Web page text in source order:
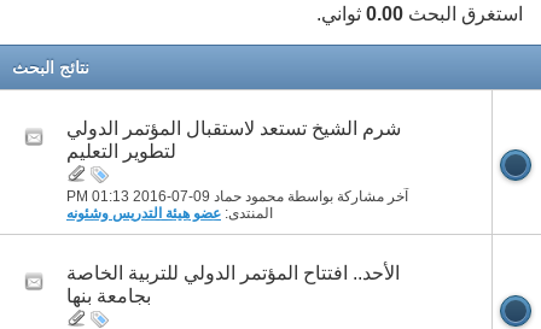
استغرق البحث 0.00 ثواني.
نتائج البحث
شرم الشيخ تستعد لاستقبال المؤتمر الدولي
لتطوير التعليم
آخر مشاركة بواسطة محمود حماد 09-07-2016
01:13 PM
المنتدى: عضو هيئة التدريس وشئونه
الأحد.. افتتاح المؤتمر الدولي للتربية الخاصة
بجامعة بنها